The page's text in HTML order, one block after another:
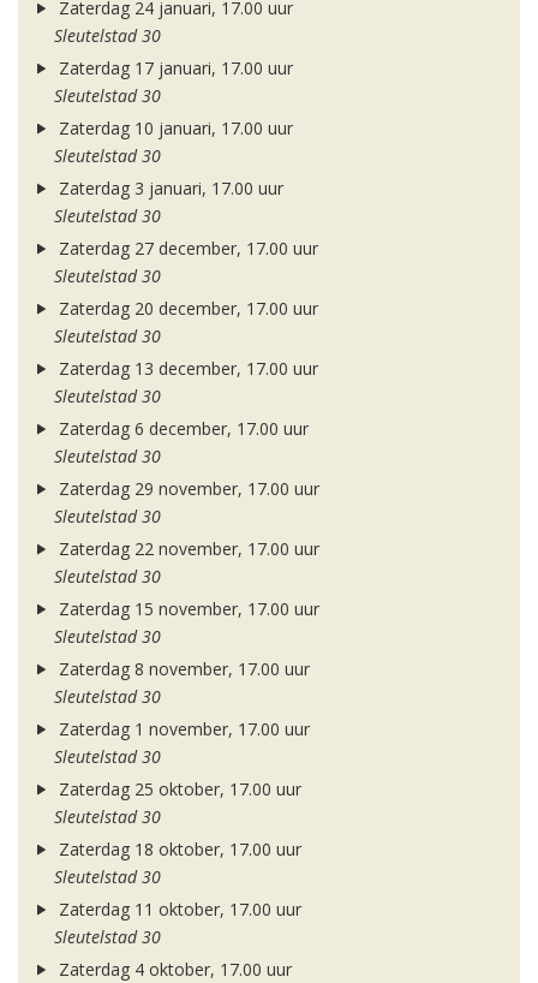
Zaterdag 24 januari, 17.00 uur
Sleutelstad 30
Zaterdag 17 januari, 17.00 uur
Sleutelstad 30
Zaterdag 10 januari, 17.00 uur
Sleutelstad 30
Zaterdag 3 januari, 17.00 uur
Sleutelstad 30
Zaterdag 27 december, 17.00 uur
Sleutelstad 30
Zaterdag 20 december, 17.00 uur
Sleutelstad 30
Zaterdag 13 december, 17.00 uur
Sleutelstad 30
Zaterdag 6 december, 17.00 uur
Sleutelstad 30
Zaterdag 29 november, 17.00 uur
Sleutelstad 30
Zaterdag 22 november, 17.00 uur
Sleutelstad 30
Zaterdag 15 november, 17.00 uur
Sleutelstad 30
Zaterdag 8 november, 17.00 uur
Sleutelstad 30
Zaterdag 1 november, 17.00 uur
Sleutelstad 30
Zaterdag 25 oktober, 17.00 uur
Sleutelstad 30
Zaterdag 18 oktober, 17.00 uur
Sleutelstad 30
Zaterdag 11 oktober, 17.00 uur
Sleutelstad 30
Zaterdag 4 oktober, 17.00 uur